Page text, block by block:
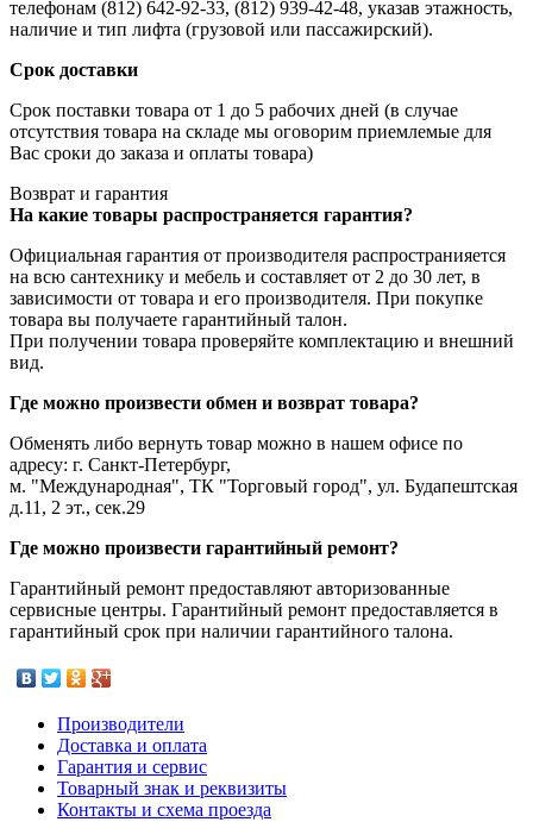
телефонам (812) 642-92-33, (812) 939-42-48, указав этажность,
наличие и тип лифта (грузовой или пассажирский).
Срок доставки
Срок поставки товара от 1 до 5 рабочих дней (в случае
отсутствия товара на складе мы оговорим приемлемые для
Вас сроки до заказа и оплаты товара)
Возврат и гарантия
На какие товары распространяется гарантия?
Официальная гарантия от производителя распространияется
на всю сантехнику и мебель и составляет от 2 до 30 лет, в
зависимости от товара и его производителя. При покупке
товара вы получаете гарантийный талон.
При получении товара проверяйте комплектацию и внешний
вид.
Где можно произвести обмен и возврат товара?
Обменять либо вернуть товар можно в нашем офисе по
адресу: г. Санкт-Петербург,
м. "Международная", ТК "Торговый город", ул. Будапештская
д.11, 2 эт., сек.29
Где можно произвести гарантийный ремонт?
Гарантийный ремонт предоставляют авторизованные
сервисные центры. Гарантийный ремонт предоставляется в
гарантийный срок при наличии гарантийного талона.
Производители
Доставка и оплата
Гарантия и сервис
Товарный знак и реквизиты
Контакты и схема проезда